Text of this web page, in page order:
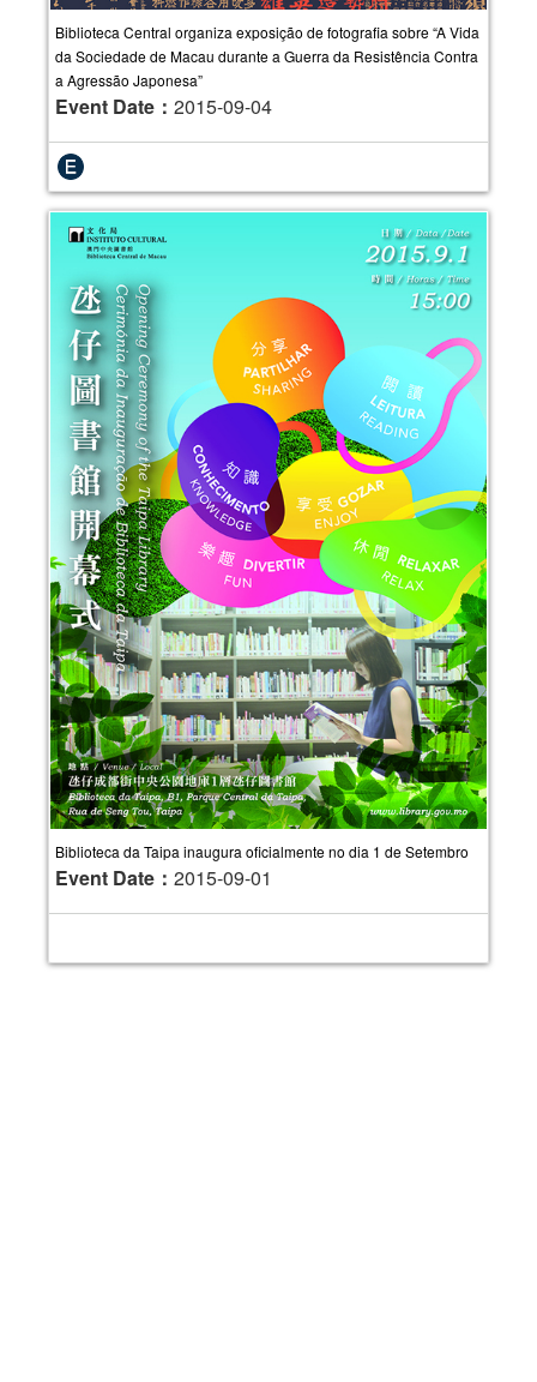
Biblioteca Central organiza exposição de fotografia sobre “A Vida
da Sociedade de Macau durante a Guerra da Resistência Contra
a Agressão Japonesa”
Event Date： 2015-09-04
Biblioteca da Taipa inaugura oficialmente no dia 1 de Setembro
Event Date： 2015-09-01